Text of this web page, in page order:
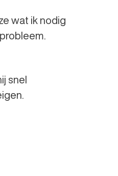
wat ik nodig
snel